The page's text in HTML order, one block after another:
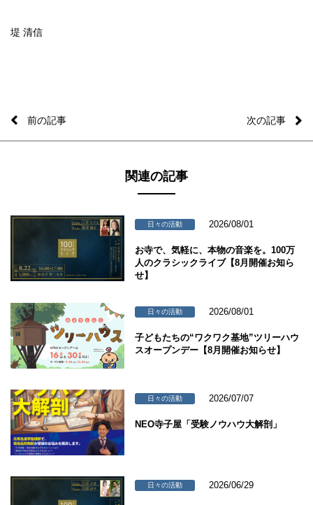
堤 清信
前の記事 次の記事
関連の記事
日々の活動 2026/08/01
お寺で、気軽に、本物の音楽を。100万
人のクラシックライブ【8月開催お知ら
せ】
日々の活動 2026/08/01
子どもたちの“ワクワク基地”ツリーハウ
スオープンデー【8月開催お知らせ】
日々の活動 2026/07/07
NEO寺子屋「受験ノウハウ大解剖」
日々の活動 2026/06/29